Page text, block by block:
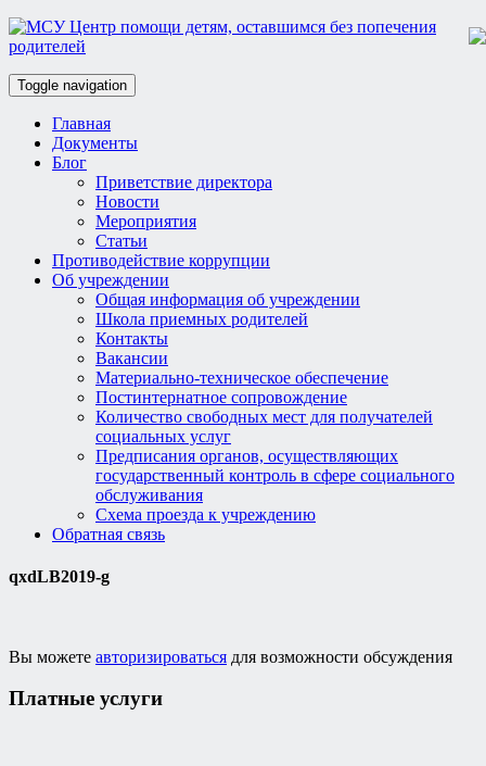
Toggle navigation
Главная
Документы
Блог
Приветствие директора
Новости
Мероприятия
Статьи
Противодействие коррупции
Об учреждении
Общая информация об учреждении
Школа приемных родителей
Контакты
Вакансии
Материально-техническое обеспечение
Постинтернатное сопровождение
Количество свободных мест для получателей
социальных услуг
Предписания органов, осуществляющих
государственный контроль в сфере социального
обслуживания
Схема проезда к учреждению
Обратная связь
qxdLB2019-g
Вы можете авторизироваться для возможности обсуждения
Платные услуги